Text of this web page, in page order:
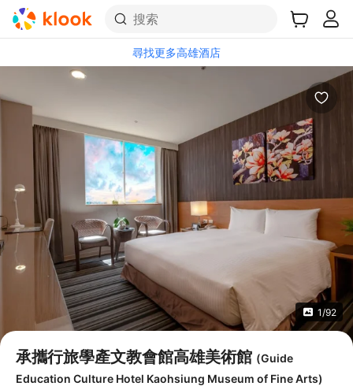
搜索
尋找更多高雄酒店
1/92
承攜行旅學產文教會館高雄美術館 (Guide
Education Culture Hotel Kaohsiung Museum of Fine Arts)